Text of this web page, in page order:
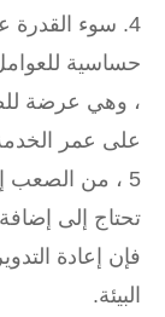
حساسية
، وهي عرضة
على عمر
5 ، من الصعب إعادة التدوير:
تحتاج إلى
فإن إعادة
البيئة.